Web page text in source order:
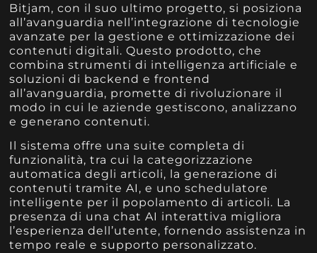
Bitjam, con il suo ultimo progetto, si posiziona
all’avanguardia nell’integrazione di tecnologie
avanzate per la gestione e ottimizzazione dei
contenuti digitali. Questo prodotto, che
combina strumenti di intelligenza artificiale e
soluzioni di backend e frontend
all’avanguardia, promette di rivoluzionare il
modo in cui le aziende gestiscono, analizzano
e generano contenuti.
Il sistema offre una suite completa di
funzionalità, tra cui la categorizzazione
automatica degli articoli, la generazione di
contenuti tramite AI, e uno schedulatore
intelligente per il popolamento di articoli. La
presenza di una chat AI interattiva migliora
l’esperienza dell’utente, fornendo assistenza in
tempo reale e supporto personalizzato.